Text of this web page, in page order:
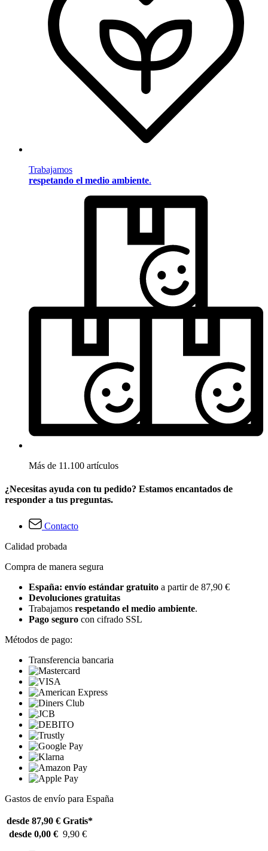
Trabajamos
respetando el medio ambiente.
Más de 11.100 artículos
¿Necesitas ayuda con tu pedido? Estamos encantados de
responder a tus preguntas.
Contacto
Calidad probada
Compra de manera segura
España: envío estándar gratuito a partir de 87,90 €
Devoluciones gratuitas
Trabajamos respetando el medio ambiente.
Pago seguro con cifrado SSL
Métodos de pago:
Transferencia bancaria
Gastos de envío para España
desde 87,90 € Gratis*
desde 0,00 € 9,90 €